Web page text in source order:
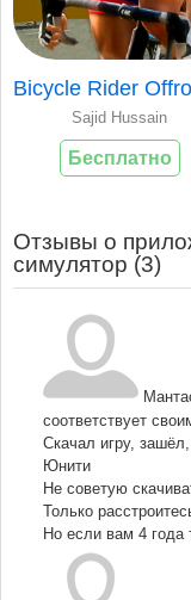
Sajid Hussain
Бесплатно
Отзывы о
симулятор (3)
соответствует
Скачал игру,
Юнити
Не советую
Только
Но если вам 4 года